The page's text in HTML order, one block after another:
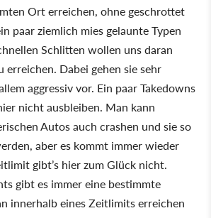
Ort erreichen, ohne geschrottet
paar ziemlich mies gelaunte Typen
Schlitten wollen uns daran
erreichen. Dabei gehen sie sehr
aggressiv vor. Ein paar Takedowns
nicht ausbleiben. Man kann
Autos auch crashen und sie so
aber es kommt immer wieder
gibt’s hier zum Glück nicht.
gibt es immer eine bestimmte
innerhalb eines Zeitlimits erreichen